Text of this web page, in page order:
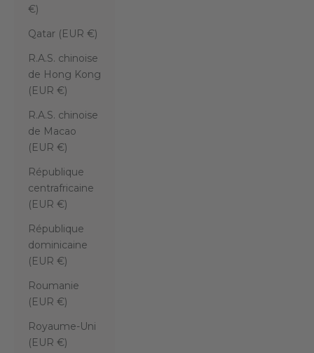
€)
Qatar (EUR €)
R.A.S. chinoise
de Hong Kong
(EUR €)
R.A.S. chinoise
de Macao
(EUR €)
République
centrafricaine
(EUR €)
République
dominicaine
(EUR €)
Roumanie
(EUR €)
Royaume-Uni
(EUR €)